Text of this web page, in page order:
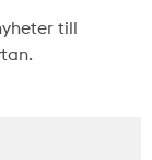
till